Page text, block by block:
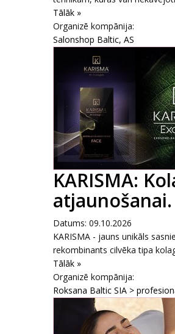
Tālāk »
Organizē kompānija:
Salonshop Baltic, AS
KARISMA:
atjaunošanai.
Datums: 09.10.2026
KARISMA - jauns unikāls
rekombinants cilvēka tipa
Tālāk »
Organizē kompānija:
Roksana Baltic SIA >